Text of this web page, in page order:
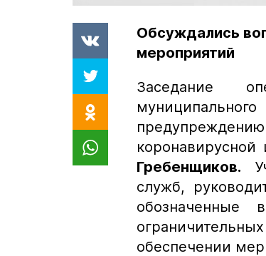
Обсуждались
мероприятий
Заседание
коронавирусной
Гребенщиков.
служб,
обозначенные
обеспечении